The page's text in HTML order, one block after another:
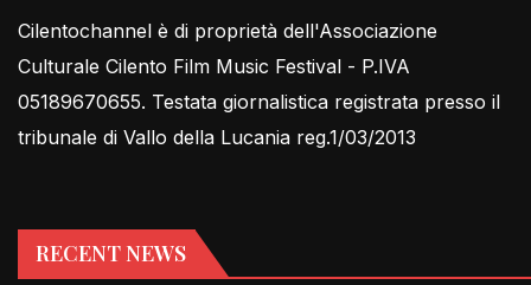
Cilentochannel è di proprietà dell'Associazione
Culturale Cilento Film Music Festival - P.IVA
05189670655. Testata giornalistica registrata presso il
tribunale di Vallo della Lucania reg.1/03/2013
RECENT NEWS